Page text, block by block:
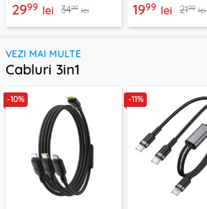
2999 lei 3499 lei 1999 lei 2199 lei
VEZI MAI MULTE
Cabluri 3in1
-10% -11%